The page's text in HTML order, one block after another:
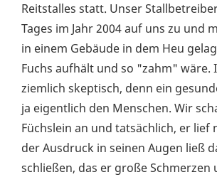
Reitstalles statt. Unser
Tages im Jahr 2004 auf uns zu und
in einem Gebäude in dem Heu
Fuchs aufhält und so "zahm" wäre.
ziemlich skeptisch, denn ein
ja eigentlich den Menschen. Wir
Füchslein an und tatsächlich, er lief
der Ausdruck in seinen Augen ließ
schließen, das er große Schmerzen